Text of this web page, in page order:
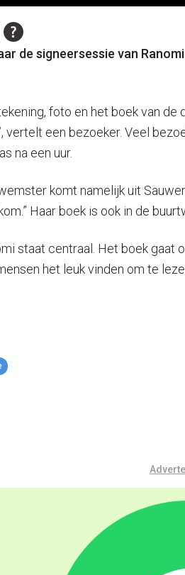
de signeersessie van
foto en het boek van
vertelt een bezoeker. Veel
na een uur.
komt namelijk uit
Haar boek is ook in de
staat centraal. Het boek gaat
het leuk vinden om te